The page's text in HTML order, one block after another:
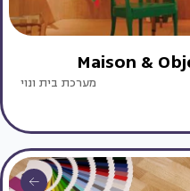
מערכת בית ונוי